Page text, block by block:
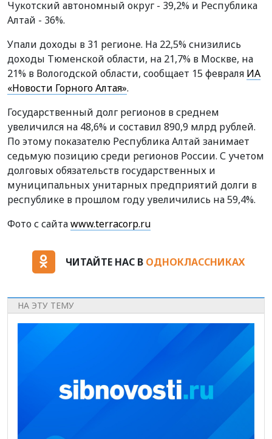
Чукотский автономный округ - 39,2% и Республика
Алтай - 36%.
Упали доходы в 31 регионе. На 22,5% снизились
доходы Тюменской области, на 21,7% в Москве, на
21% в Вологодской области, сообщает 15 февраля ИА
«Новости Горного Алтая».
Государственный долг регионов в среднем
увеличился на 48,6% и составил 890,9 млрд рублей.
По этому показателю Республика Алтай занимает
седьмую позицию среди регионов России. С учетом
долговых обязательств государственных и
муниципальных унитарных предприятий долги в
республике в прошлом году увеличились на 59,4%.
Фото с сайтаwww.terracorp.ru
ЧИТАЙТЕ НАС В ОДНОКЛАССНИКАХ
НА ЭТУ ТЕМУ